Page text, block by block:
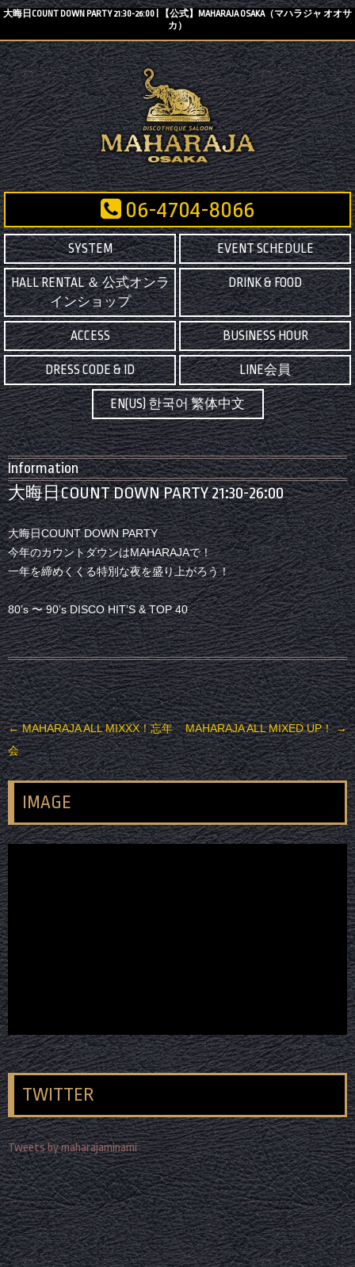
大晦日COUNT DOWN PARTY 21:30-26:00 | 【公式】MAHARAJA OSAKA（マハラジャ オオサ
カ）
06-4704-8066
SYSTEM EVENT SCHEDULE
HALL RENTAL ＆ 公式オンラ
インショップ
DRINK & FOOD
ACCESS BUSINESS HOUR
DRESS CODE & ID LINE会員
EN(US) 한국어 繁体中文
Information
大晦日COUNT DOWN PARTY 21:30-26:00
大晦日COUNT DOWN PARTY
今年のカウントダウンはMAHARAJAで！
一年を締めくくる特別な夜を盛り上がろう！
80’s 〜 90’s DISCO HIT’S & TOP 40
投稿ナビゲーション
←MAHARAJA ALL MIXXX！忘年
会
MAHARAJA ALL MIXED UP！→
IMAGE
TWITTER
Tweets by maharajaminami